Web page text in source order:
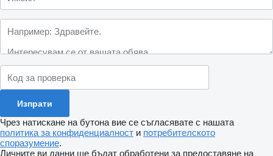
Чрез натискане на бутона вие се съгласявате с нашата
политика за конфиденциалност и потребителското
споразумение.
Личните ви данни ще бъдат обработени за предоставяне на